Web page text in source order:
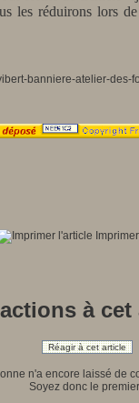
les réduirons lors
à cet
Réagir à cet article
n'a encore laissé de
Soyez donc le